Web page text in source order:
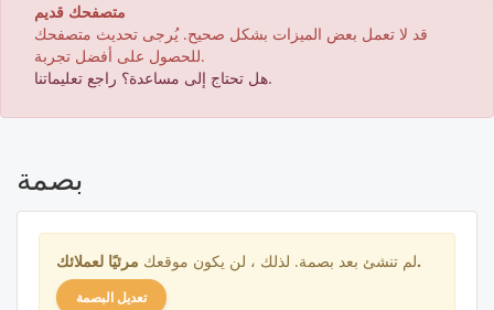
متصفحك قديم
قد لا تعمل بعض الميزات بشكل صحيح. يُرجى تحديث متصفحك
للحصول على أفضل تجربة.
هل تحتاج إلى مساعدة؟ راجع تعليماتنا.
بصمة
لم تنشئ بعد بصمة. لذلك ، لن يكون موقعك مرئيًا لعملائك.
تعديل البصمة